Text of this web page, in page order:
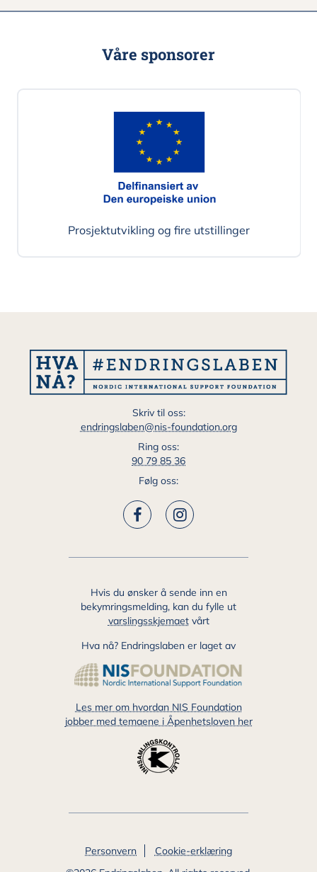
Våre sponsorer
Prosjektutvikling og fire utstillinger
Skriv til oss:
endringslaben@nis-foundation.org
Ring oss:
90 79 85 36
Følg oss:
Hvis du ønsker å sende inn en
bekymringsmelding, kan du fylle ut
varslingsskjemaetvårt
Hva nå? Endringslaben er laget av
Les mer om hvordan NIS Foundation
jobber med temaene i Åpenhetsloven her
AdditionalPersonvern
Cookie-erklæring